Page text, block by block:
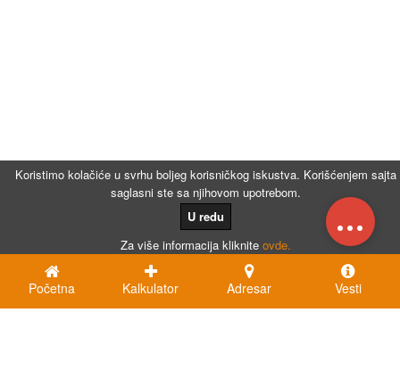
Koristimo kolačiće u svrhu boljeg korisničkog iskustva. Korišćenjem sajta
saglasni ste sa njihovom upotrebom.
U redu
Za više informacija kliknite ovde.
...
Početna Kalkulator Adresar Vesti